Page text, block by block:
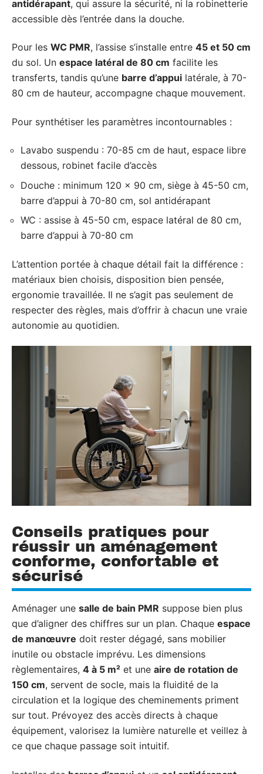
antidérapant, qui assure la sécurité, ni la robinetterie
accessible dès l’entrée dans la douche.
Pour les WC PMR, l’assise s’installe entre 45 et 50 cm
du sol. Un espace latéral de 80 cm facilite les
transferts, tandis qu’une barre d’appui latérale, à 70-
80 cm de hauteur, accompagne chaque mouvement.
Pour synthétiser les paramètres incontournables :
Lavabo suspendu : 70-85 cm de haut, espace libre
dessous, robinet facile d’accès
Douche : minimum 120 x 90 cm, siège à 45-50 cm,
barre d’appui à 70-80 cm, sol antidérapant
WC : assise à 45-50 cm, espace latéral de 80 cm,
barre d’appui à 70-80 cm
L’attention portée à chaque détail fait la différence :
matériaux bien choisis, disposition bien pensée,
ergonomie travaillée. Il ne s’agit pas seulement de
respecter des règles, mais d’offrir à chacun une vraie
autonomie au quotidien.
Conseils pratiques pour
réussir un aménagement
conforme, confortable et
sécurisé
Aménager une salle de bain PMR suppose bien plus
que d’aligner des chiffres sur un plan. Chaque espace
de manœuvre doit rester dégagé, sans mobilier
inutile ou obstacle imprévu. Les dimensions
règlementaires, 4 à 5 m² et une aire de rotation de
150 cm, servent de socle, mais la fluidité de la
circulation et la logique des cheminements priment
sur tout. Prévoyez des accès directs à chaque
équipement, valorisez la lumière naturelle et veillez à
ce que chaque passage soit intuitif.